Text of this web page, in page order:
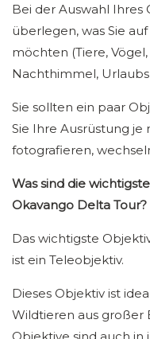
Bei der Auswahl Ihres
überlegen, was Sie
möchten (Tiere,
Nachthimmel,
Sie sollten ein paar
Sie Ihre Ausrüstung je
fotografieren,
Was sind die
Okavango Delta Tour?
Das wichtigste
ist ein Teleobjektiv.
Dieses Objektiv ist
Wildtieren aus großer